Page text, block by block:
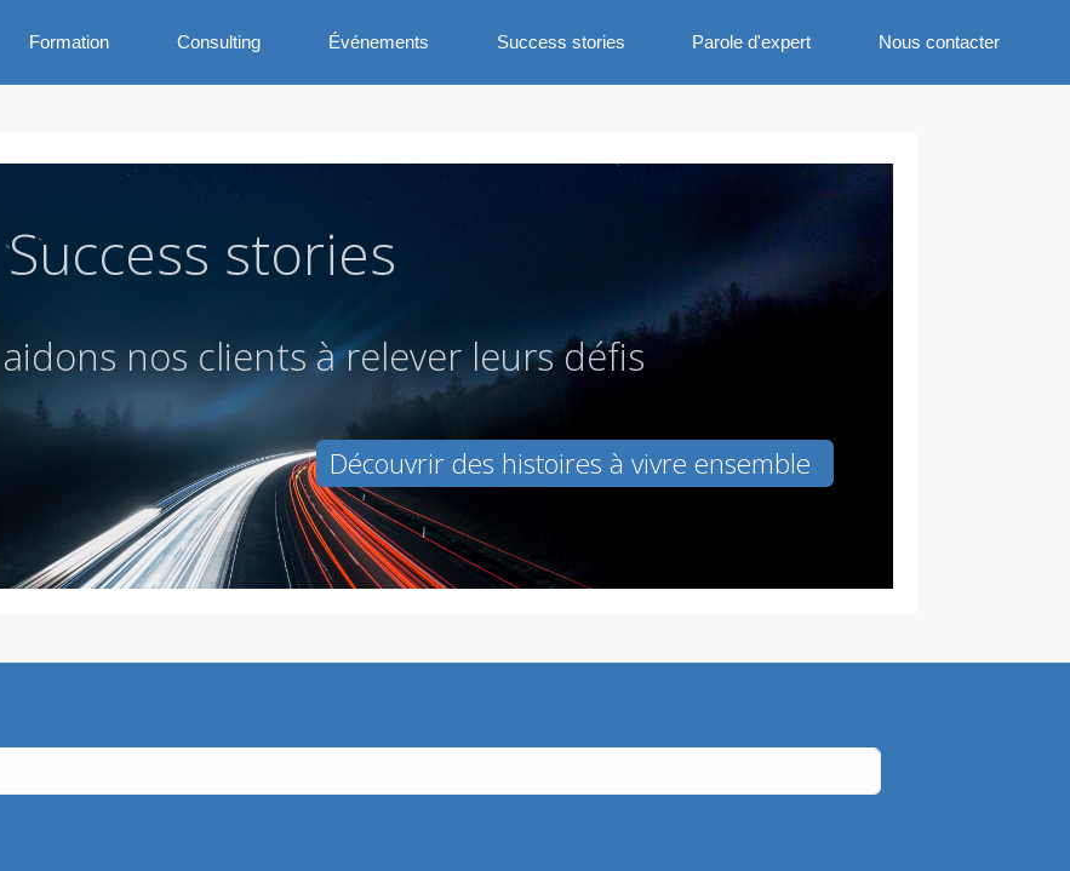
Formation Consulting Événements Success stories Parole d'expert Nous contacter
Success stories
aidons nos clientsàrelever leursdéfis
Découvrir des histoires à vivre ensemble